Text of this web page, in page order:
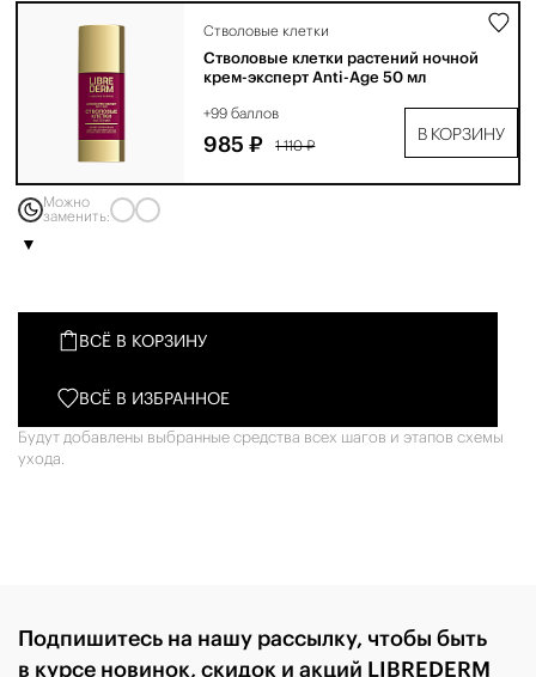
Стволовые клетки
Стволовые клетки растений ночной
крем-эксперт Anti-Age 50 мл
+99 баллов
985 ₽ 1 110 ₽
В КОРЗИНУ
Можно
заменить:
ВСЁ В КОРЗИНУ
ВСЁ В ИЗБРАННОЕ
Будут добавлены выбранные средства всех шагов и этапов схемы
ухода.
Подпишитесь на нашу рассылку, чтобы быть
в курсе новинок, скидок и акций LIBREDERM